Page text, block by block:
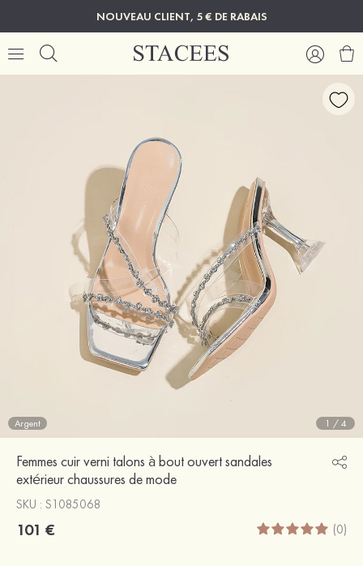
NOUVEAU CLIENT, 5 € DE RABAIS
Argent 1 /4
Femmes cuir verni talons à bout ouvert sandales
extérieur chaussures de mode
SKU : S1085068
101 € (0)